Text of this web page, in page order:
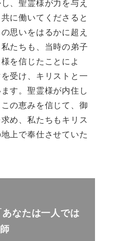
に働いてくださると
思いをはるかに超え
たちも、当時の弟子
を信じたことによ
受け、キリストと一
す。聖霊様が内住し
の恵みを信じて、御
め、私たちもキリス
上で奉仕させていた
なたは一人では